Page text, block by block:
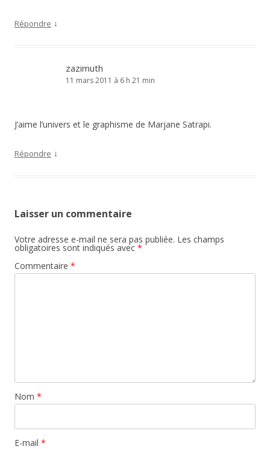
Répondre ↓
zazimuth
11 mars 2011 à 6 h 21 min
J’aime l’univers et le graphisme de Marjane Satrapi.
Répondre ↓
Laisser un commentaire
Votre adresse e-mail ne sera pas publiée. Les champs
obligatoires sont indiqués avec *
Commentaire *
Nom *
E-mail *